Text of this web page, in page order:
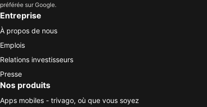
préférée sur Google.
Entreprise
À propos de nous
Emplois
Relations investisseurs
Presse
Nos produits
Apps mobiles - trivago, où que vous soyez